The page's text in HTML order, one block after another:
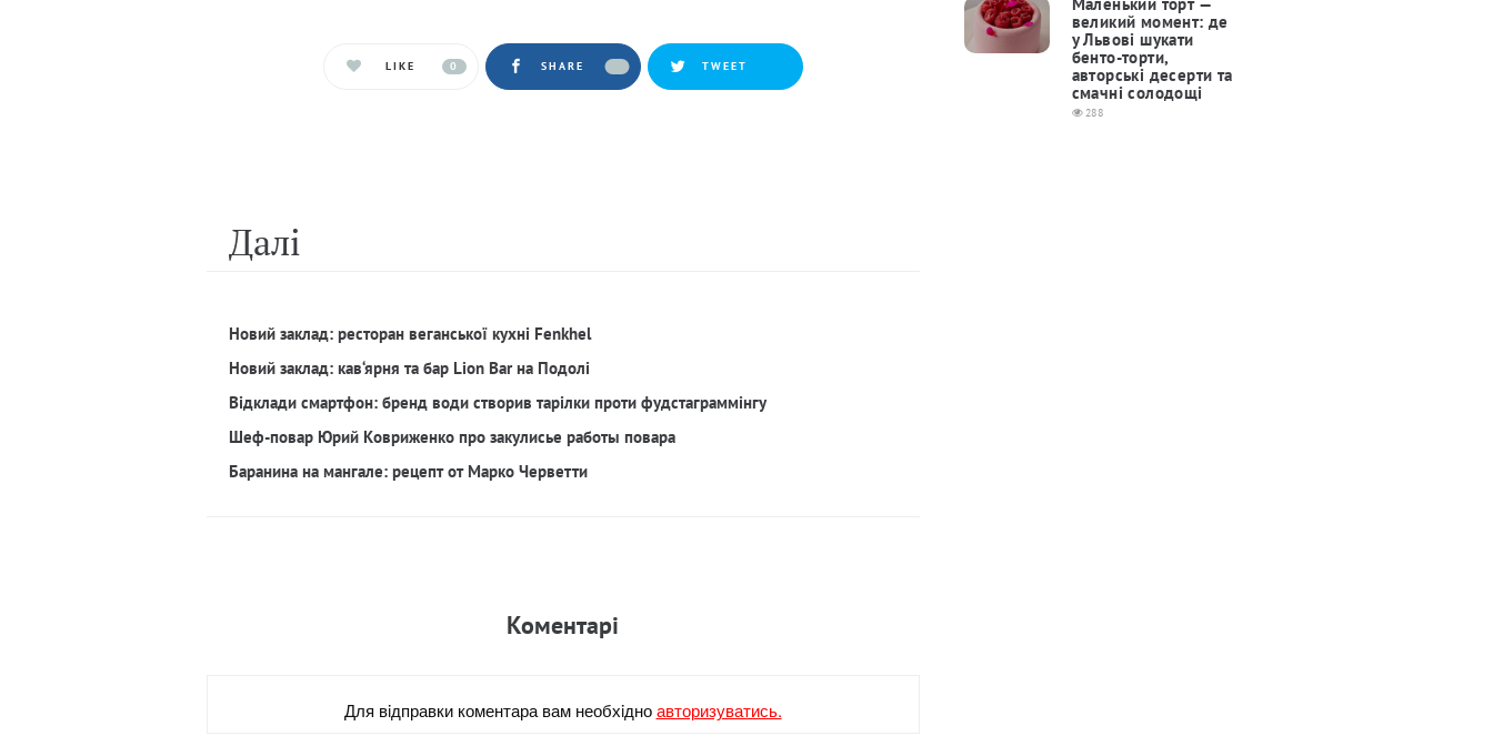
LIKE 0 SHARE TWEET
Далi
Новий заклад: ресторан веганської кухні Fenkhel
Новий заклад: кав‘ярня та бар Lion Bar на Подолі
Відклади смартфон: бренд води створив тарілки проти фудстаграммінгу
Шеф-повар Юрий Ковриженко про закулисье работы повара
Баранина на мангале: рецепт от Марко Черветти
Коментарi
Для вiдправки коментара вам необхiдноавторизуватись.
великий момент: де
у Львові шукати
бенто-торти,
авторські десерти та
смачні солодощі
288